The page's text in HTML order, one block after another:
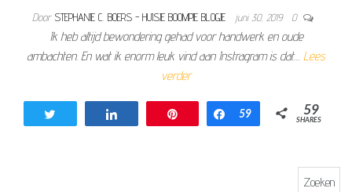
Door STEPHANIE C. BOERS - HUISJE BOOMPJE BLOGJE juni 30, 2019 0
Ik heb altijd bewondering gehad voor handwerk en oude
ambachten. En wat ik enorm leuk vind aan Instragram is dat… Lees
verder
Share
59 59
SHARES